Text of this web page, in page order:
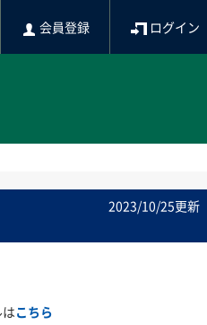
会員登録 ログイン
2023/10/25更新
こちら